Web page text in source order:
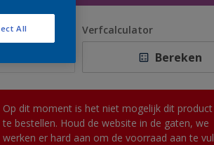
Verfcalculator
Bereken
Op dit moment is het niet mogelijk dit
te bestellen. Houd de website in de gaten, we
werken er hard aan om de voorraad aan te
All